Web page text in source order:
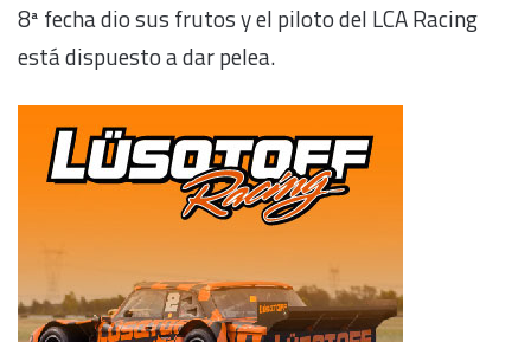
8ª fecha dio sus frutos y el piloto del LCA Racing
está dispuesto a dar pelea.